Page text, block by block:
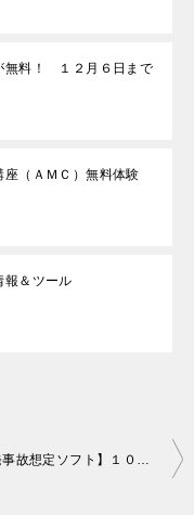
無料！ １２月６日まで
（ＡＭＣ）無料体験
報＆ツール
【原発事故想定ソフト】１００億円の巨費を投じたソフト『ＰＢＳ』